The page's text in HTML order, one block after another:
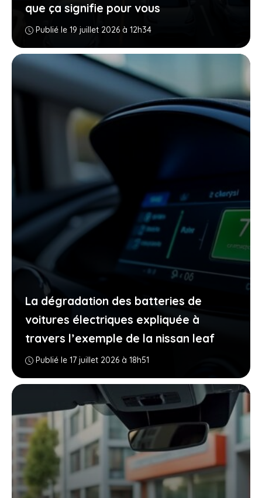
que ça signifie pour vous
Publié le 19 juillet 2026 à 12h34
La dégradation des batteries de
voitures électriques expliquée à
travers l’exemple de la nissan leaf
Publié le 17 juillet 2026 à 18h51